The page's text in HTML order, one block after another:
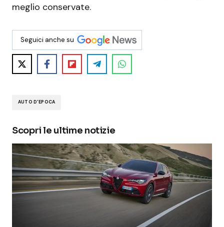
meglio conservate.
Seguici anche su
AUTO D'EPOCA
Scopri le ultime notizie